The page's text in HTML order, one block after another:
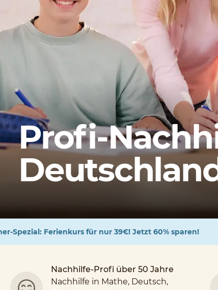
Profi-
Spezial: Ferienkurs für nur 39€! Jetzt 60% sparen!
Nachhilfe-Profi über 50 Jahre
Nachhilfe in Mathe, Deutsch,